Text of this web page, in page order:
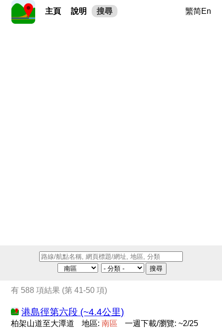
主頁 說明 搜尋 繁简En
搜尋
有 588 項結果 (第 41-50 項)
港島徑第六段 (~4.4公里)
柏架山道至大潭道 地區:南區 一週下載/瀏覽: ~2/25